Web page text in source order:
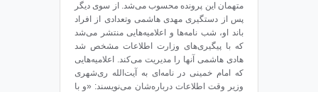
متهمان این پرونده محسوب می‌شد. از سوی دیگر
پس از دستگیری مهدی هاشمی وتعدادی از افراد
باند او، شب نامه‌ها و اعلامیه‌هایی منتشر می‌شد
که با پیگیری‌های وزارت اطلاعات مشخص شد
هادی هاشمی آنها را مدیریت می‌کند. اعلامیه‌هایی
که امام خمینی در نامه‌ای به آیت‌الله ری‌شهری
وزیر وقت اطلاعات درباره‌شان می‌نویسند: «و با